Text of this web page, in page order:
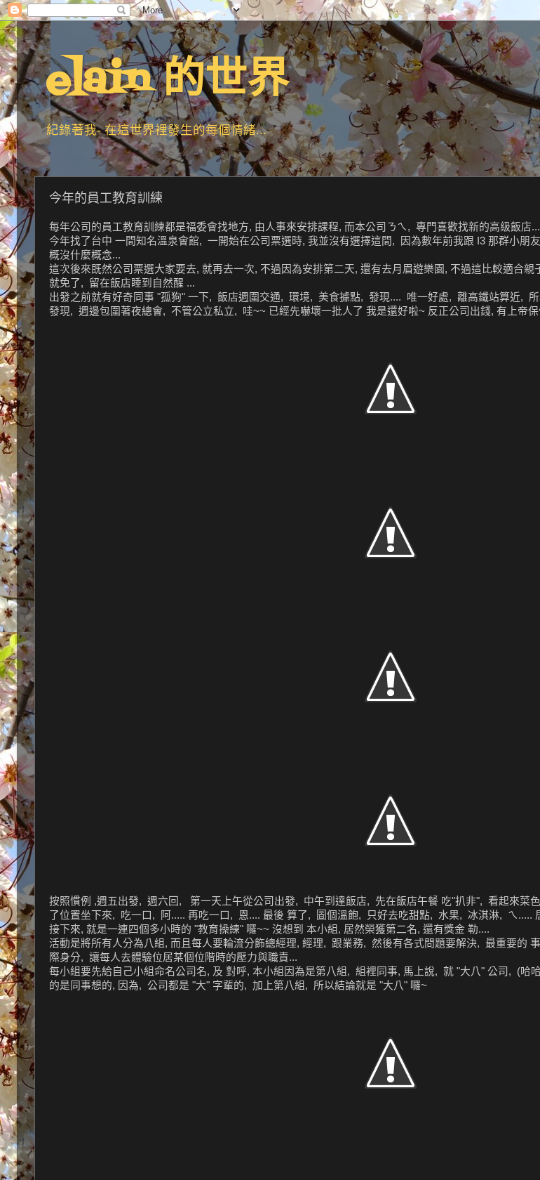
elain 的世界
紀錄著我- 在這世界裡發生的每個情緒...
今年的員工教育訓練
每年公司的員工教育訓練都是福委會找地方, 由人事來安排課程, 而本公司ㄋㄟ, 專門喜歡找新的高級飯店...
今年找了台中 一間知名溫泉會館, 一開始在公司票選時, 我並沒有選擇這間, 因為數年前我跟 I3 那群小朋
概沒什麼概念...
這次後來既然公司票選大家要去, 就再去一次, 不過因為安排第二天, 還有去月眉遊樂園, 不過這比較適合
就免了, 留在飯店睡到自然醒 ...
出發之前就有好奇同事 "孤狗" 一下, 飯店週圍交通, 環境, 美食據點, 發現.... 唯一好處, 離高鐵站算近,
發現, 週邊包圍著夜總會, 不管公立私立, 哇~~ 已經先嚇壞一批人了 我是還好啦~ 反正公司出錢, 有上帝
按照慣例 ,週五出發, 週六回, 第一天上午從公司出發, 中午到達飯店, 先在飯店午餐 吃"扒非", 看起來菜
了位置坐下來, 吃一口, 阿..... 再吃一口, 恩.... 最後 算了, 圖個溫飽, 只好去吃甜點, 水果, 冰淇淋, ㄟ.....
接下來, 就是一連四個多小時的 "教育操練" 囉~~ 沒想到 本小組, 居然榮獲第二名, 還有獎金 勒....
活動是將所有人分為八組, 而且每人要輪流分飾總經理, 經理, 跟業務, 然後有各式問題要解決, 最重要的
際身分, 讓每人去體驗位居某個位階時的壓力與職責...
每小組要先給自己小組命名公司名, 及 對呼, 本小組因為是第八組, 組裡同事, 馬上說, 就 "大八" 公司, (哈
的是同事想的, 因為, 公司都是 "大" 字輩的, 加上第八組, 所以結論就是 "大八" 囉~